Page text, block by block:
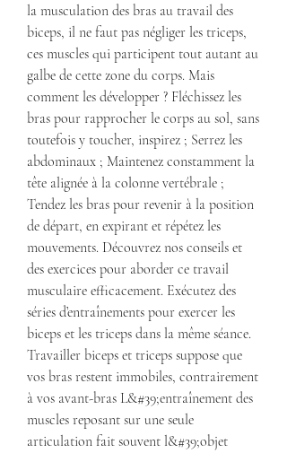
la musculation des bras au travail des
biceps, il ne faut pas négliger les triceps,
ces muscles qui participent tout autant au
galbe de cette zone du corps. Mais
comment les développer ? Fléchissez les
bras pour rapprocher le corps au sol, sans
toutefois y toucher, inspirez ; Serrez les
abdominaux ; Maintenez constamment la
tête alignée à la colonne vertébrale ;
Tendez les bras pour revenir à la position
de départ, en expirant et répétez les
mouvements. Découvrez nos conseils et
des exercices pour aborder ce travail
musculaire efficacement. Exécutez des
séries d’entraînements pour exercer les
biceps et les triceps dans la même séance.
Travailler biceps et triceps suppose que
vos bras restent immobiles, contrairement
à vos avant-bras L&#39;entraînement des
muscles reposant sur une seule
articulation fait souvent l&#39;objet